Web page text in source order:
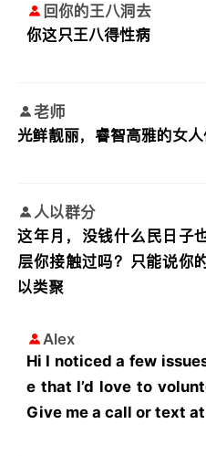
回你的王八洞去
你这只王八得性病
老师
光鲜靓丽，睿智高雅的女人
人以群分
这年月，没钱什么民日子
层你接触过吗？只能说你
以类聚
Alex
Hi I noticed a few
e that I’d love to
Give me a call or text